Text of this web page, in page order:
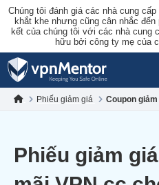
Chúng tôi đánh giá các nhà cung
khắt khe nhưng cũng cân nhắc
kết của chúng tôi với các nhà cung
hữu bởi công ty mẹ của
Phiếu giảm giá Coupon
Phiếu giảm